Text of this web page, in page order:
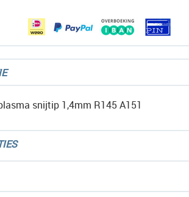
snijtip 1,4mm R145 A151